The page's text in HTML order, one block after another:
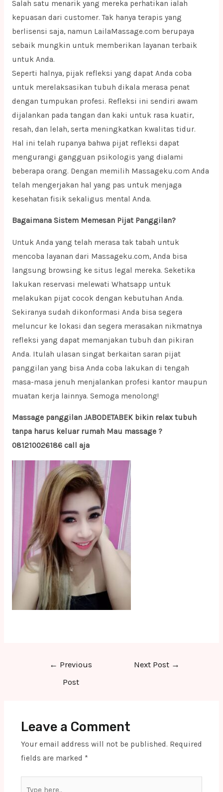
Salah satu menarik yang mereka perhatikan ialah
kepuasan dari customer. Tak hanya terapis yang
berlisensi saja, namun LailaMassage.com berupaya
sebaik mungkin untuk memberikan layanan terbaik
untuk Anda.
Seperti halnya, pijak refleksi yang dapat Anda coba
untuk merelaksasikan tubuh dikala merasa penat
dengan tumpukan profesi. Refleksi ini sendiri awam
dijalankan pada tangan dan kaki untuk rasa kuatir,
resah, dan lelah, serta meningkatkan kwalitas tidur.
Hal ini telah rupanya bahwa pijat refleksi dapat
mengurangi gangguan psikologis yang dialami
beberapa orang. Dengan memilih Massageku.com Anda
telah mengerjakan hal yang pas untuk menjaga
kesehatan fisik sekaligus mental Anda.
Bagaimana Sistem Memesan Pijat Panggilan?
Untuk Anda yang telah merasa tak tabah untuk
mencoba layanan dari Massageku.com, Anda bisa
langsung browsing ke situs legal mereka. Seketika
lakukan reservasi melewati Whatsapp untuk
melakukan pijat cocok dengan kebutuhan Anda.
Sekiranya sudah dikonformasi Anda bisa segera
meluncur ke lokasi dan segera merasakan nikmatnya
refleksi yang dapat memanjakan tubuh dan pikiran
Anda. Itulah ulasan singat berkaitan saran pijat
panggilan yang bisa Anda coba lakukan di tengah
masa-masa jenuh menjalankan profesi kantor maupun
muatan kerja lainnya. Semoga menolong!
Massage panggilan JABODETABEK bikin relax tubuh
tanpa harus keluar rumah Mau massage ?
081210026186 call aja
← Previous
Post
Next Post →
Leave a Comment
Your email address will not be published. Required
fields are marked *